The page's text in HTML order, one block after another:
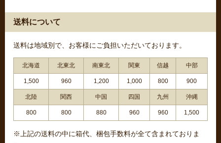
送料について
送料は地域別で、お客様にご負担いただいております。
北海道 北東北 南東北 関東 信越 中部
1,500 960 1,200 1,000 800 900
北陸 関西 中国 四国 九州 沖縄
800 800 880 960 960 1,500
※上記の送料の中に箱代、梱包手数料が全て含まれておりま